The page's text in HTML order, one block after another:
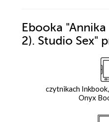
Ebooka
2). Studio Sex"
czytnikach
Onyx